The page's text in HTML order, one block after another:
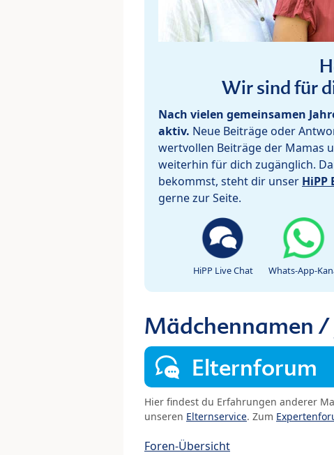
Wir sind für
Nach vielen gemeinsamen
aktiv. Neue Beiträge oder
wertvollen Beiträge der Mamas
weiterhin für dich zugänglich.
bekommst, steht dir unser HiPP
gerne zur Seite.
HiPP Live Chat Whats-App-
Mädchennamen /
Elternforum
Hier findest du Erfahrungen anderer
unseren Elternservice. Zum
Foren-Übersicht